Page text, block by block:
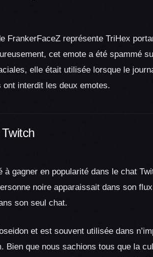
FrankerFaceZ représente TriHex
cet emote a été spammé
elle était utilisée lorsque le
interdit les deux emotes.
à gagner en popularité dans le chat
noire apparaissait dans son
son seul chat.
et est souvent utilisée dans
Bien que nous sachions tous que la